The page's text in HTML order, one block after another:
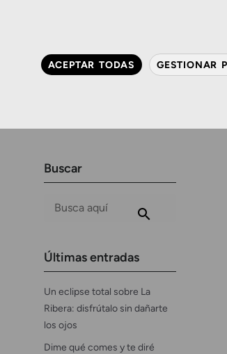
Contactología avanzada
Buscar
Últimas entradas
Un eclipse total sobre La
Ribera: disfrútalo sin dañarte
los ojos
Dime qué comes y te diré
ACEPTAR TODAS GESTIONAR